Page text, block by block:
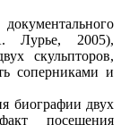
2005),
скульпторов,
соперниками и
биографии двух
посещения